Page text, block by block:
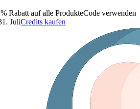
Rabatt auf alle ProdukteCode verwenden
JuliCredits kaufen